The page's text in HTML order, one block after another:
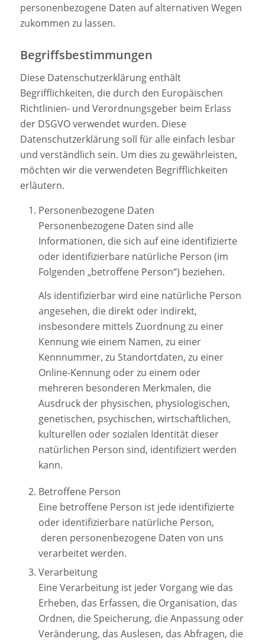
personenbezogene Daten auf alternativen Wegen
zukommen zu lassen.
Begriffsbestimmungen
Diese Datenschutzerklärung enthält
Begrifflichkeiten, die durch den Europäischen
Richtlinien- und Verordnungsgeber beim Erlass
der DSGVO verwendet wurden. Diese
Datenschutzerklärung soll für alle einfach lesbar
und verständlich sein. Um dies zu gewährleisten,
möchten wir die verwendeten Begrifflichkeiten
erläutern.
Personenbezogene Daten
Personenbezogene Daten sind alle
Informationen, die sich auf eine identifizierte
oder identifizierbare natürliche Person (im
Folgenden „betroffene Person“) beziehen.
Als identifizierbar wird eine natürliche Person
angesehen, die direkt oder indirekt,
insbesondere mittels Zuordnung zu einer
Kennung wie einem Namen, zu einer
Kennnummer, zu Standortdaten, zu einer
Online-Kennung oder zu einem oder
mehreren besonderen Merkmalen, die
Ausdruck der physischen, physiologischen,
genetischen, psychischen, wirtschaftlichen,
kulturellen oder sozialen Identität dieser
natürlichen Person sind, identifiziert werden
kann.
Betroffene Person
Eine betroffene Person ist jede identifizierte
oder identifizierbare natürliche Person,
deren personenbezogene Daten von uns
verarbeitet werden.
Verarbeitung
Eine Verarbeitung ist jeder Vorgang wie das
Erheben, das Erfassen, die Organisation, das
Ordnen, die Speicherung, die Anpassung oder
Veränderung, das Auslesen, das Abfragen, die